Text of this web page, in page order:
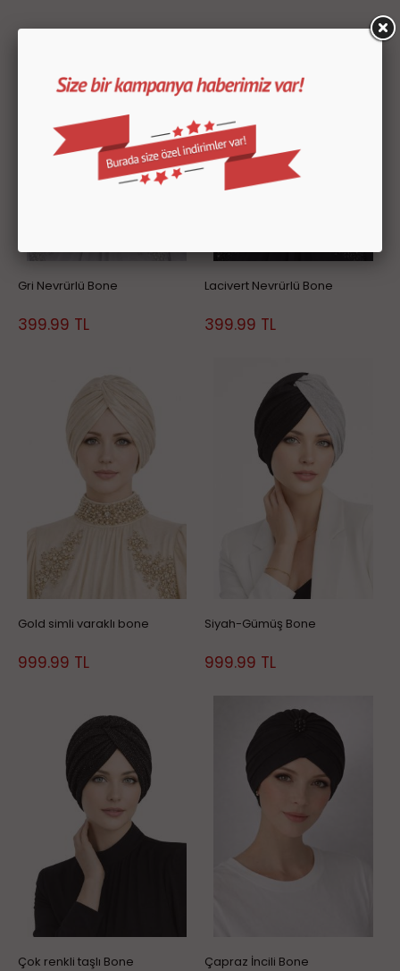
Gri Nevrürlü Bone
399.99 TL
Lacivert Nevrürlü Bone
399.99 TL
Gold simli varaklı bone
999.99 TL
Siyah-Gümüş Bone
999.99 TL
Çok renkli taşlı Bone Çapraz İncili Bone